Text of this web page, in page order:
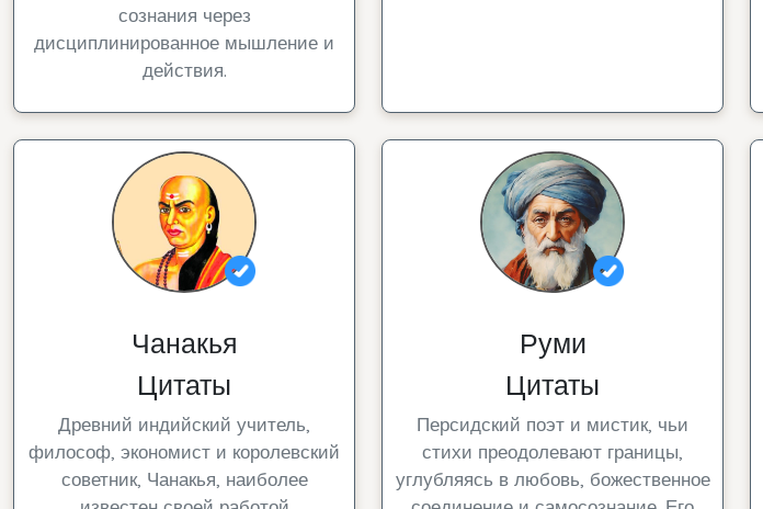
сознания через
дисциплинированное мышление и
действия.
Чанакья
Цитаты
Древний индийский учитель,
философ, экономист и королевский
советник, Чанакья, наиболее
Руми
Цитаты
Персидский поэт и мистик, чьи
стихи преодолевают границы,
углубляясь в любовь, божественное